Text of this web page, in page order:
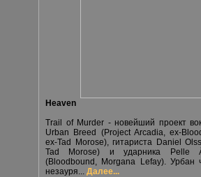
Heaven
Trail of Murder - новейший проект
Urban Breed (Project Arcadia, ex-
ex-Tad Morose), гитариста Daniel
Tad Morose) и ударника Pelle
(Bloodbound, Morgana Lefay). Урбан
незауря... Далее...